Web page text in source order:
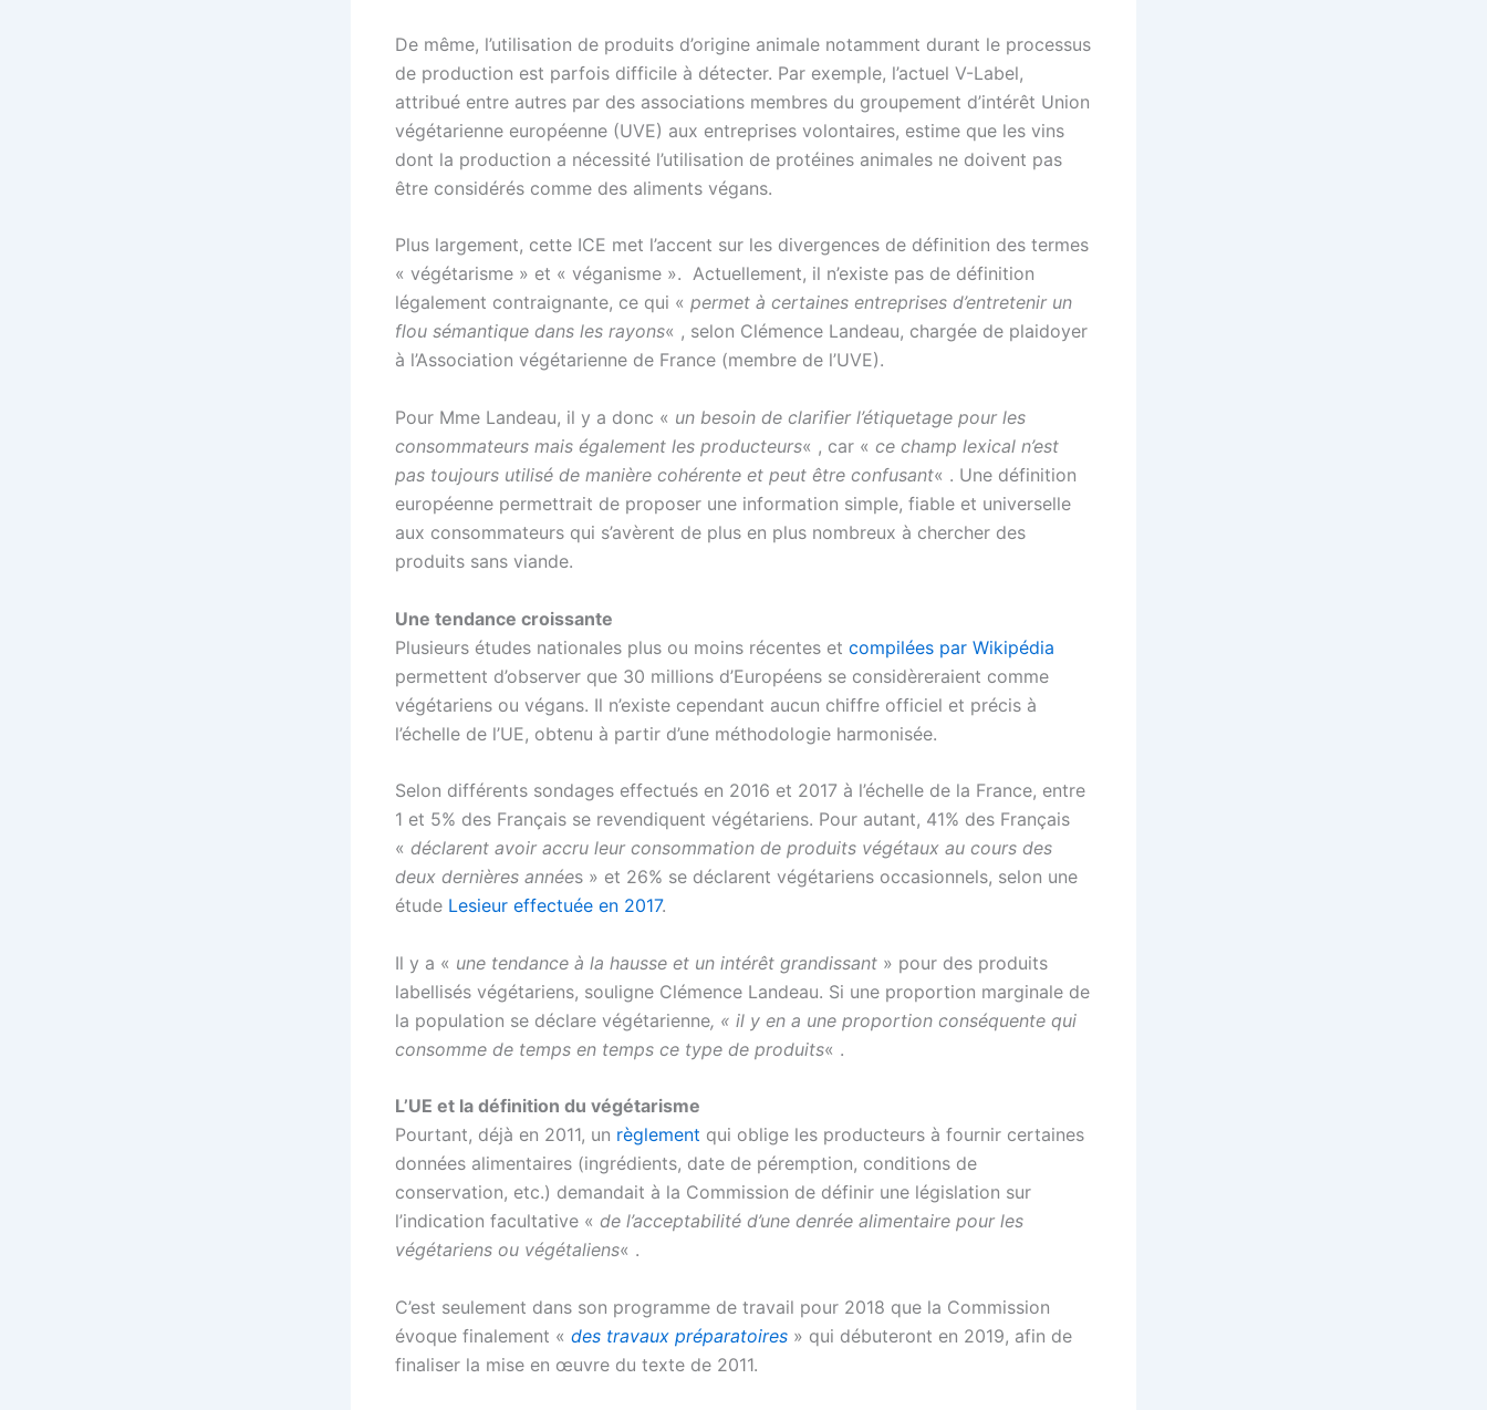
De même, l’utilisation de produits d’origine animale notamment durant le processus
de production est parfois difficile à détecter. Par exemple, l’actuel V-Label,
attribué entre autres par des associations membres du groupement d’intérêt Union
végétarienne européenne (UVE) aux entreprises volontaires, estime que les vins
dont la production a nécessité l’utilisation de protéines animales ne doivent pas
être considérés comme des aliments végans.
Plus largement, cette ICE met l’accent sur les divergences de définition des termes
« végétarisme » et « véganisme ». Actuellement, il n’existe pas de définition
légalement contraignante, ce qui « permet à certaines entreprises d’entretenir un
flou sémantique dans les rayons« , selon Clémence Landeau, chargée de plaidoyer
à l’Association végétarienne de France (membre de l’UVE).
Pour Mme Landeau, il y a donc « un besoin de clarifier l’étiquetage pour les
consommateurs mais également les producteurs« , car « ce champ lexical n’est
pas toujours utilisé de manière cohérente et peut être confusant« . Une définition
européenne permettrait de proposer une information simple, fiable et universelle
aux consommateurs qui s’avèrent de plus en plus nombreux à chercher des
produits sans viande.
Une tendance croissante
Plusieurs études nationales plus ou moins récentes et compilées par Wikipédia
permettent d’observer que 30 millions d’Européens se considèreraient comme
végétariens ou végans. Il n’existe cependant aucun chiffre officiel et précis à
l’échelle de l’UE, obtenu à partir d’une méthodologie harmonisée.
Selon différents sondages effectués en 2016 et 2017 à l’échelle de la France, entre
1 et 5% des Français se revendiquent végétariens. Pour autant, 41% des Français
« déclarent avoir accru leur consommation de produits végétaux au cours des
deux dernières années » et 26% se déclarent végétariens occasionnels, selon une
étude Lesieur effectuée en 2017.
Il y a « une tendance à la hausse et un intérêt grandissant » pour des produits
labellisés végétariens, souligne Clémence Landeau. Si une proportion marginale de
la population se déclare végétarienne, « il y en a une proportion conséquente qui
consomme de temps en temps ce type de produits« .
L’UE et la définition du végétarisme
Pourtant, déjà en 2011, un règlement qui oblige les producteurs à fournir certaines
données alimentaires (ingrédients, date de péremption, conditions de
conservation, etc.) demandait à la Commission de définir une législation sur
l’indication facultative « de l’acceptabilité d’une denrée alimentaire pour les
végétariens ou végétaliens« .
C’est seulement dans son programme de travail pour 2018 que la Commission
évoque finalement « des travaux préparatoires » qui débuteront en 2019, afin de
finaliser la mise en œuvre du texte de 2011.